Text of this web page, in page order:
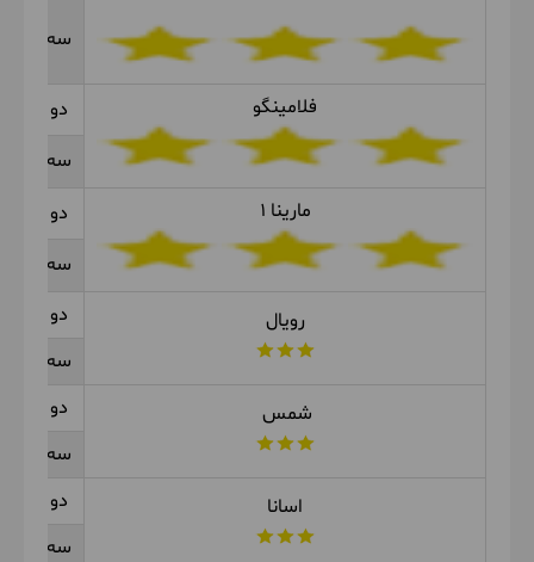
سه تخته
فلامینگو
دو تخته
سه تخته
مارینا 1
دو تخته
سه تخته
رویال
دو تخته
سه تخته
شمس
دو تخته
سه تخته
اسانا
دو تخته
سه تخته